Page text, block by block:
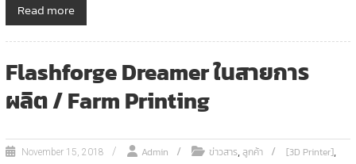
Read more
Flashforge Dreamer ในสายการ
ผลิต / Farm Printing
November 15, 2018 Admin ข่าวสาร,ลูกค้า [3D Printer],